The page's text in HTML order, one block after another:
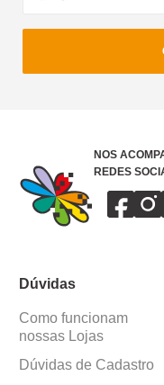
NOS
REDES
Dúvidas
Como funcionam
nossas Lojas
Dúvidas de Cadastro